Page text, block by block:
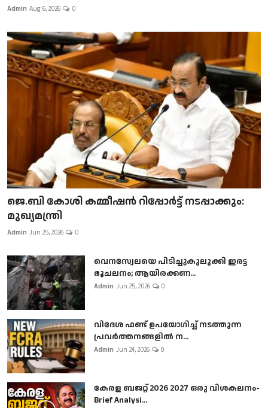
Admin Aug 6, 2026 0
ജെ.ബി കോശി കമ്മീഷൻ റിപ്പോർട്ട് നടപ്പാക്കും:
മുഖ്യമന്ത്രി
Admin Jun 25, 2026 0
വെനസ്വേലയെ പിടിച്ചുകുലുക്കി ഇരട്ട
ഭൂചലനം; ആയിരക്കണ...
Admin Jun 25, 2026 0
വിദേശ ഫണ്ട് ഉപയോഗിച്ച് നടത്തുന്ന
പ്രവർത്തനങ്ങളിൽ ന...
Admin Jun 24, 2026 0
കേരള ബജറ്റ് 2026 2027 ഒരു വിശകലനം-
Brief Analysi...